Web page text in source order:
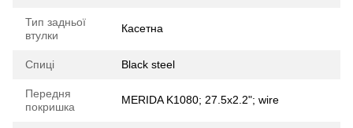
Тип задньої
втулки
Касетна
Спиці Black steel
Передня
покришка
MERIDA K1080; 27.5x2.2"; wire